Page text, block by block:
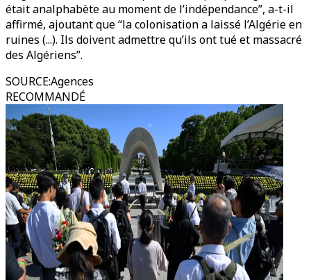
était analphabète au moment de l’indépendance”, a-t-il
affirmé, ajoutant que “la colonisation a laissé l’Algérie en
ruines (...). Ils doivent admettre qu’ils ont tué et massacré
des Algériens”.
SOURCE:Agences
RECOMMANDÉ